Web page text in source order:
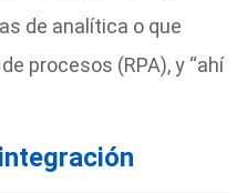
de analítica o que
procesos (RPA), y “ahí